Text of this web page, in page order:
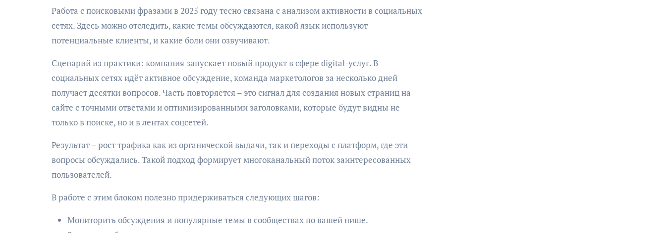
Работа с поисковыми фразами в 2025 году тесно связана с анализом активности в социальных
сетях. Здесь можно отследить, какие темы обсуждаются, какой язык используют
потенциальные клиенты, и какие боли они озвучивают.
Сценарий из практики: компания запускает новый продукт в сфере digital-услуг. В
социальных сетях идёт активное обсуждение, команда маркетологов за несколько дней
получает десятки вопросов. Часть повторяется – это сигнал для создания новых страниц на
сайте с точными ответами и оптимизированными заголовками, которые будут видны не
только в поиске, но и в лентах соцсетей.
Результат – рост трафика как из органической выдачи, так и переходы с платформ, где эти
вопросы обсуждались. Такой подход формирует многоканальный поток заинтересованных
пользователей.
В работе с этим блоком полезно придерживаться следующих шагов:
Мониторить обсуждения и популярные темы в сообществах по вашей нише.